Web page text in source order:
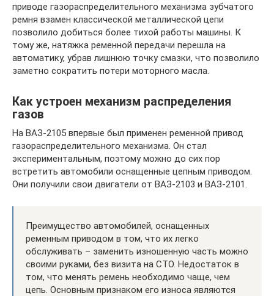
приводе газораспределительного механизма зубчатого
ремня взамен классической металлической цепи
позволило добиться более тихой работы машины. К
тому же, натяжка ременной передачи перешла на
автоматику, убрав лишнюю точку смазки, что позволило
заметно сократить потери моторного масла.
Как устроен механизм распределения
газов
На ВАЗ-2105 впервые был применен ременной привод
газораспределительного механизма. Он стал
экспериментальным, поэтому можно до сих пор
встретить автомобили оснащенные цепным приводом.
Они получили свои двигатели от ВАЗ-2103 и ВАЗ-2101.
Преимущество автомобилей, оснащенных
ременным приводом в том, что их легко
обслуживать – заменить изношенную часть можно
своими руками, без визита на СТО. Недостаток в
том, что менять ремень необходимо чаще, чем
цепь. Основным признаком его износа являются